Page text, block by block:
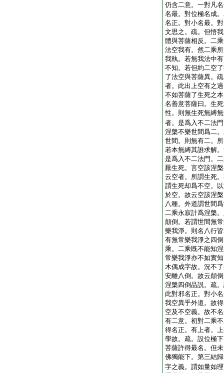
仍含二意。一對凡
名最。對位極名成
名正。對小名最。
文思之。疏。但悟
體與菩薩相反。二
法空我有。然二乘
我執。若無我法中
不知。若但約二空
了法空與菩薩異。
者。此出上空有之
不如菩薩了生死之
名善意菩薩曰。生
性。則無生死無縛
者。是爲入不二法
涅槃不樂世間爲二
世間。則無有二。
若本無縛其誰求解
是爲入不二法門。
厭生死。言空該涅
云空者。所謂生死
謂生死却爲不空。
於空。故云空該涅
八種。外道謂世間
二乘永寂計爲涅槃
顛倒。若謂世間無
樂我淨。則名八行
有無常樂我淨之四
乘。二乘既不能知
常樂我淨亦不如實
木偶成字故。況不
安離八倒。故云顛
涅槃四倒品説。疏
此對邪名正。對小
我空異乎外道。故
空及不空義。故不
有二意。初對二乘
得名正。有上者。
學故。疏。設位極
菩薩許得最名。但
佛獨能下。第三結
字之義。謂如量如